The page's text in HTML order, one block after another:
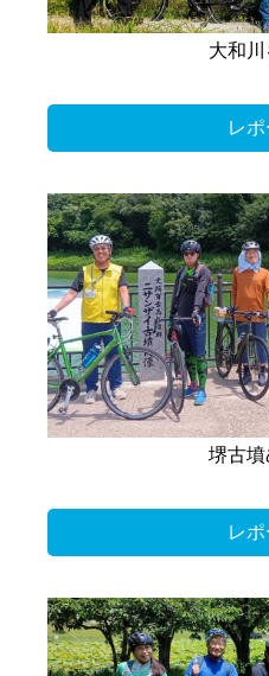
大和
レポ
堺古墳
レポ